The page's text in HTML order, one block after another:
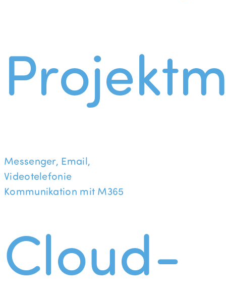
Messenger, Email,
Videotelefonie
Kommunikation mit M365
Cloud-